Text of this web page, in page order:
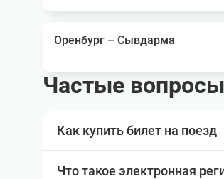
Оренбург – Сывдарма
Частые вопросы
Как купить билет на поезд
Что такое электронная